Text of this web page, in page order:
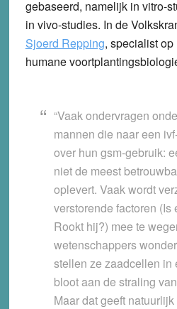
gebaseerd, namelijk in vitro-
in vivo-studies. In de
Sjoerd Repping, specialist
humane
“Vaak ondervragen
mannen die naar een
over hun gsm-gebruik:
niet de meest
oplevert. Vaak wordt
verstorende factoren (Is
Rookt hij?) mee te
wetenschappers
stellen ze zaadcellen in
bloot aan de straling
Maar dat geeft